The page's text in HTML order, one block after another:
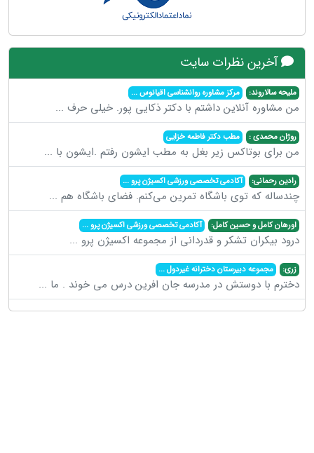
آخرین نظرات سایت
ملیحه سالاروند: مرکز مشاوره روانشناسی اقیانوس...
من مشاوره آنلاین داشتم با دکتر ذکایی پور. خیلی حرف ...
روژان محمدی : مطب دکتر فاطمه خزایی
من برای بوتاکس زیر بغل به مطب ایشون رفتم .ایشون با ...
رادین رحمانی: آکادمی تخصصی ورزشی اکسیژن پرو...
چندساله که توی باشگاه تمرین می‌کنم. فضای باشگاه هم ...
اورهان کامل و حسین کامل: آکادمی تخصصی ورزشی اکسیژن پرو...
درود بیکران تشکر و قدردانی از مجموعه اکسیژن پرو ...
زری: مجموعه دبیرستان دخترانه غیردول...
دخترم با دوستش در مدرسه جان افرین درس می خوند . ما ...